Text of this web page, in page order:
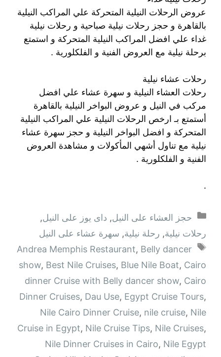
عروض الرحلات النيلية المتحركة علي المراكب النيلية
بالقاهرة و حجز رحلات نيلية صباحية و رحلات نيلية
غداء علي افضل المراكب النيلية المتحركة و استمتع
برحلة نيلية مع العروض الفنية و الفلكلورية .
رحلات عشاء نيلية
رحلات العشاء النيلية و سهرة عشاء علي افضل
مركب في النيل و عروض البواخر النيلية بالقاهرة
أستمتع بـ ارخص الرحلات النيلية علي المراكب النيلية
المتحركة و افضل البواخر النيلية و حجز سهرة عشاء
نيلية مع تناول أشهي المأكولات و مشاهدة العروض
الفنية و الفلكلورية .
.
التصنيفات
حجز العشاء على النيل, داى يوز على النيل,
رحلات نيلية, رحلة نيلية, سهرة عشاء على النيل
الوسوم
Andrea Memphis Restaurant, Belly dancer
show, Best Nile Cruises, Blue Nile Boat, Cairo
dinner Cruise with Belly dancer show, Cairo
Dinner Cruises, Dau Use, Egypt Cruise Tours,
Nile Cairo Dinner Cruise, nile cruise, Nile
Cruise in Egypt, Nile Cruise Tips, Nile Cruises,
Nile Dinner Cruises in Cairo, Nile Egypt